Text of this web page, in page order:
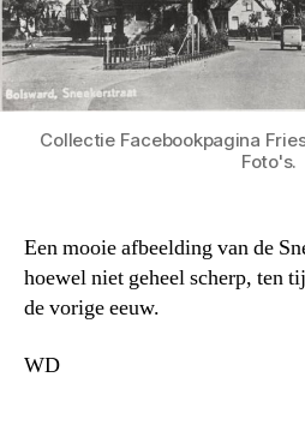
Collectie Facebookpagina
Foto's.
Een mooie afbeelding van de
hoewel niet geheel scherp, ten
de vorige eeuw.
WD